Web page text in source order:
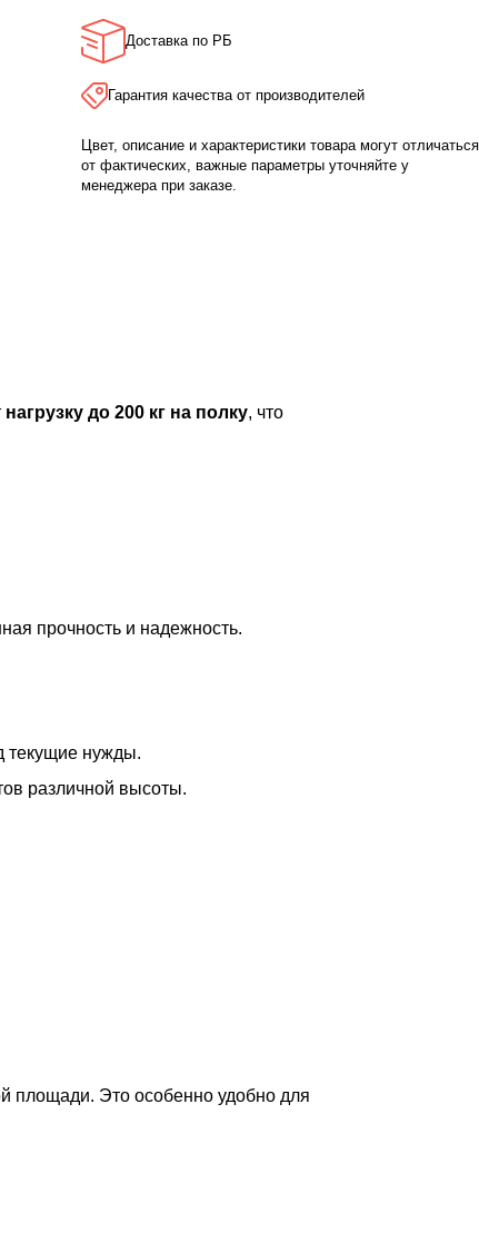
Доставка по РБ
Гарантия качества от производителей
Цвет, описание и характеристики товара могут отличаться
от фактических, важные параметры уточняйте у
менеджера при заказе.
нагрузку до 200 кг на полку, что
прочность и надежность.
текущие нужды.
различной высоты.
площади. Это особенно удобно для